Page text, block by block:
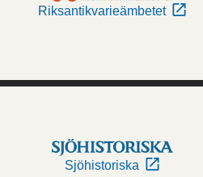
Riksantikvarieämbetet
Sjöhistoriska